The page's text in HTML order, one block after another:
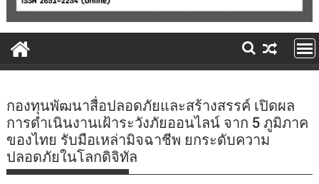
กองทุนพัฒนาสื่อปลอดภัยและสร้างสรรค์ เปิดผล
การดำเนินงานเฝ้าระวังภัยออนไลน์ จาก 5 ภูมิภาค
ของไทย รับมือเหล่ามิจฉาชีพ ยกระดับความ
ปลอดภัยในโลกดิจิทัล